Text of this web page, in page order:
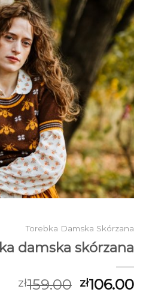
Torebka Damska Skórzana
damska skórzana
zł159.00 zł106.00